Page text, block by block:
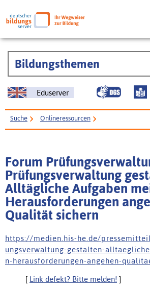
Bildungsthemen
Eduserver
Suche Onlineressourcen
sichern
Forum
Prüfungsverwaltung
Alltägliche Aufgaben
Herausforderungen
Qualität sichern
h t t p s : / / m e d i e n . h i s - h e . d e / p r e s s e m i t t e
u n g s v e r w a l t u n g - g e s t a l t e n - a l l t a e g l i c h
n - h e r a u s f o r d e r u n g e n - a n g e h e n - q u a l i t a
[ Link defekt? Bitte melden! ]